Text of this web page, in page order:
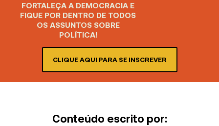
FORTALEÇA A DEMOCRACIA E
FIQUE POR DENTRO DE TODOS
OS ASSUNTOS SOBRE
POLÍTICA!
CLIQUE AQUI PARA SE INSCREVER
Conteúdo escrito por: